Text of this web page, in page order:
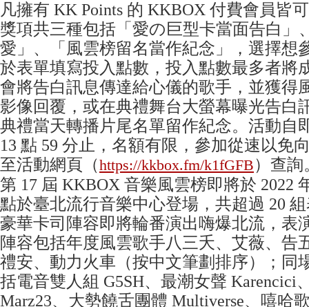
凡擁有 KK Points 的 KKBOX 付費會員皆
獎項共三種包括「愛の巨型卡當面告白」
愛」、「風雲榜留名當作紀念」，選擇想
於表單填寫投入點數，投入點數最多者將
會將告白訊息傳達給心儀的歌手，並獲得
影像回覆，或在典禮舞台大螢幕曝光告白
典禮當天轉播片尾名單留作紀念。活動自
13 點 59 分止，名額有限，參加從速以免
至活動網頁（https://kkbox.fm/k1fGFB ）查詢
第 17 屆 KKBOX 音樂風雲榜即將於 2022
點於臺北流行音樂中心登場，共超過 20
豪華卡司陣容即將輪番演出嗨爆北流，表
陣容包括年度風雲歌手八三夭、艾薇、告
禮安、動力火車（按中文筆劃排序）；同
括電音雙人組 G5SH、最潮女聲 Karencici
Marz23、大勢饒舌團體 Multiverse、嘻哈